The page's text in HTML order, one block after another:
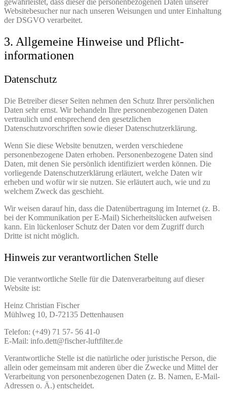
Websitebesucher nur nach unseren Weisungen und unter Einhaltung
der DSGVO verarbeitet.
3. Allgemeine Hinweise und Pflicht­
informationen
Datenschutz
Die Betreiber dieser Seiten nehmen den Schutz Ihrer persönlichen
Daten sehr ernst. Wir behandeln Ihre personenbezogenen Daten
vertraulich und entsprechend den gesetzlichen
Datenschutzvorschriften sowie dieser Datenschutzerklärung.
Wenn Sie diese Website benutzen, werden verschiedene
personenbezogene Daten erhoben. Personenbezogene Daten sind
Daten, mit denen Sie persönlich identifiziert werden können. Die
vorliegende Datenschutzerklärung erläutert, welche Daten wir
erheben und wofür wir sie nutzen. Sie erläutert auch, wie und zu
welchem Zweck das geschieht.
Wir weisen darauf hin, dass die Datenübertragung im Internet (z. B.
bei der Kommunikation per E-Mail) Sicherheitslücken aufweisen
kann. Ein lückenloser Schutz der Daten vor dem Zugriff durch
Dritte ist nicht möglich.
Hinweis zur verantwortlichen Stelle
Die verantwortliche Stelle für die Datenverarbeitung auf dieser
Website ist:
Heinz Christian Fischer
Mühlweg 10, D-72135 Dettenhausen
Telefon: (+49) 71 57- 56 41-0
E-Mail: info.dett@fischer-luftfilter.de
Verantwortliche Stelle ist die natürliche oder juristische Person, die
allein oder gemeinsam mit anderen über die Zwecke und Mittel der
Verarbeitung von personenbezogenen Daten (z. B. Namen, E-Mail-
Adressen o. Ä.) entscheidet.